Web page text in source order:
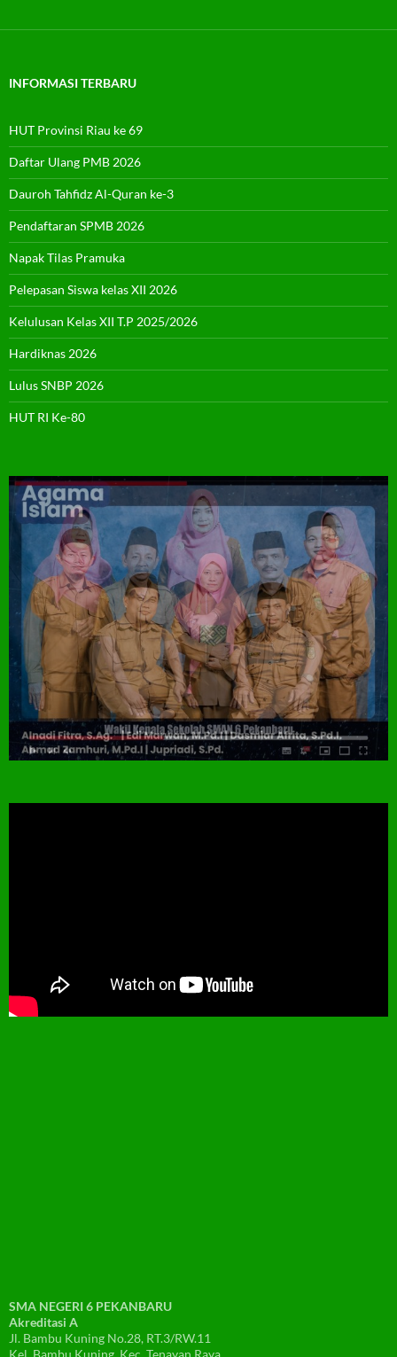
INFORMASI TERBARU
HUT Provinsi Riau ke 69
Daftar Ulang PMB 2026
Dauroh Tahfidz Al-Quran ke-3
Pendaftaran SPMB 2026
Napak Tilas Pramuka
Pelepasan Siswa kelas XII 2026
Kelulusan Kelas XII T.P 2025/2026
Hardiknas 2026
Lulus SNBP 2026
HUT RI Ke-80
SMA NEGERI 6 PEKANBARU
Akreditasi A
Jl. Bambu Kuning No.28, RT.3/RW.11
Kel. Bambu Kuning, Kec. Tenayan Raya